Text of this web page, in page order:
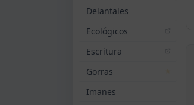
Delantales
Ecológicos
Escritura
Gorras
Imanes